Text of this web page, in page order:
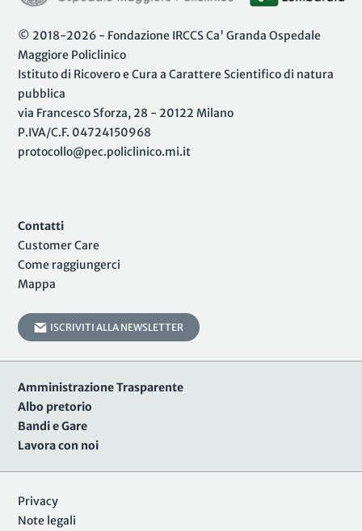
© 2018-2026 - Fondazione IRCCS Ca' Granda Ospedale
Maggiore Policlinico
Istituto di Ricovero e Cura a Carattere Scientifico di natura
pubblica
via Francesco Sforza, 28 - 20122 Milano
P.IVA/C.F. 04724150968
protocollo@pec.policlinico.mi.it
Contatti
Customer Care
Come raggiungerci
Mappa
ISCRIVITI ALLA NEWSLETTER
Amministrazione Trasparente
Albo pretorio
Bandi e Gare
Lavora con noi
Privacy
Note legali